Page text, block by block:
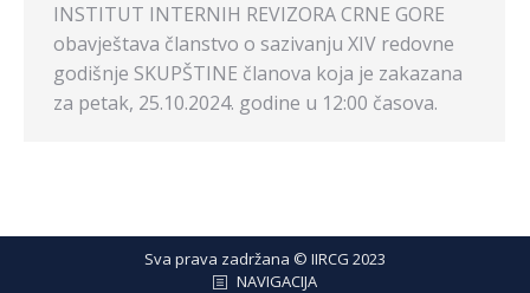
INSTITUT INTERNIH REVIZORA CRNE GORE
obavještava članstvo o sazivanju XIV redovne
godišnje SKUPŠTINE članova koja je zakazana
za petak, 25.10.2024. godine u 12:00 časova.
Sva prava zadržana © IIRCG 2023
NAVIGACIJA